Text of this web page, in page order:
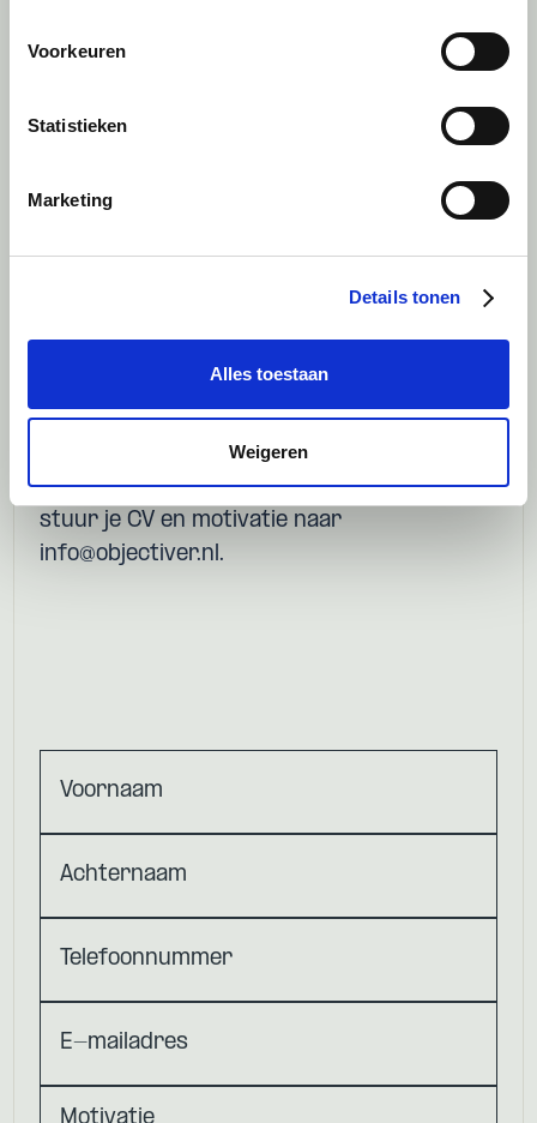
Voorkeuren
Statistieken
Marketing
Details tonen
Alles toestaan
Weigeren
werkomgeving.
ervaren professionals, waardoor
De kans om hands-on ervaring op
Marktconforme vergoeding.
groeien naar een vaste functie.
Vul onderstaand contactformulier in of
stuur je CV en motivatie naar
info@objectiver.nl.